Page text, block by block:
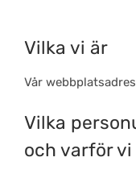
Vilka vi är
Vår
Vilka
och varför